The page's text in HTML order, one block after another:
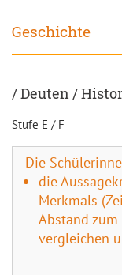
Geschichte
/ Deuten /
Stufe E / F
Die
die
Merkmals
Abstand zum
vergleichen